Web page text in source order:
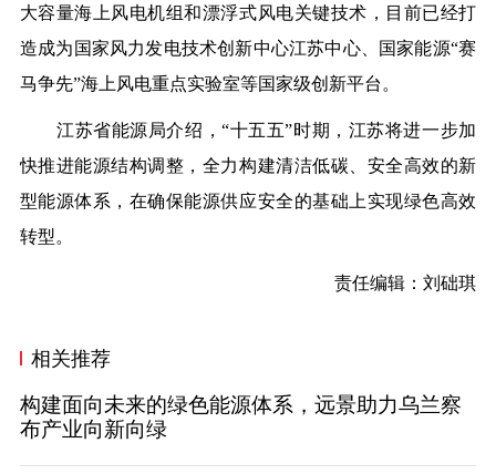
大容量海上风电机组和漂浮式风电关键技术，目前已经打
造成为国家风力发电技术创新中心江苏中心、国家能源“赛
马争先”海上风电重点实验室等国家级创新平台。
江苏省能源局介绍，“十五五”时期，江苏将进一步加
快推进能源结构调整，全力构建清洁低碳、安全高效的新
型能源体系，在确保能源供应安全的基础上实现绿色高效
转型。
责任编辑：刘础琪
相关推荐
构建面向未来的绿色能源体系，远景助力乌兰察
布产业向新向绿